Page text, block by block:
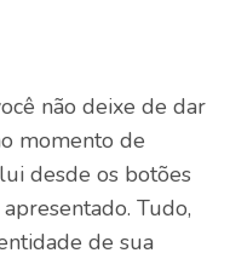
não deixe de dar
momento de
desde os botões
Tudo,
de sua